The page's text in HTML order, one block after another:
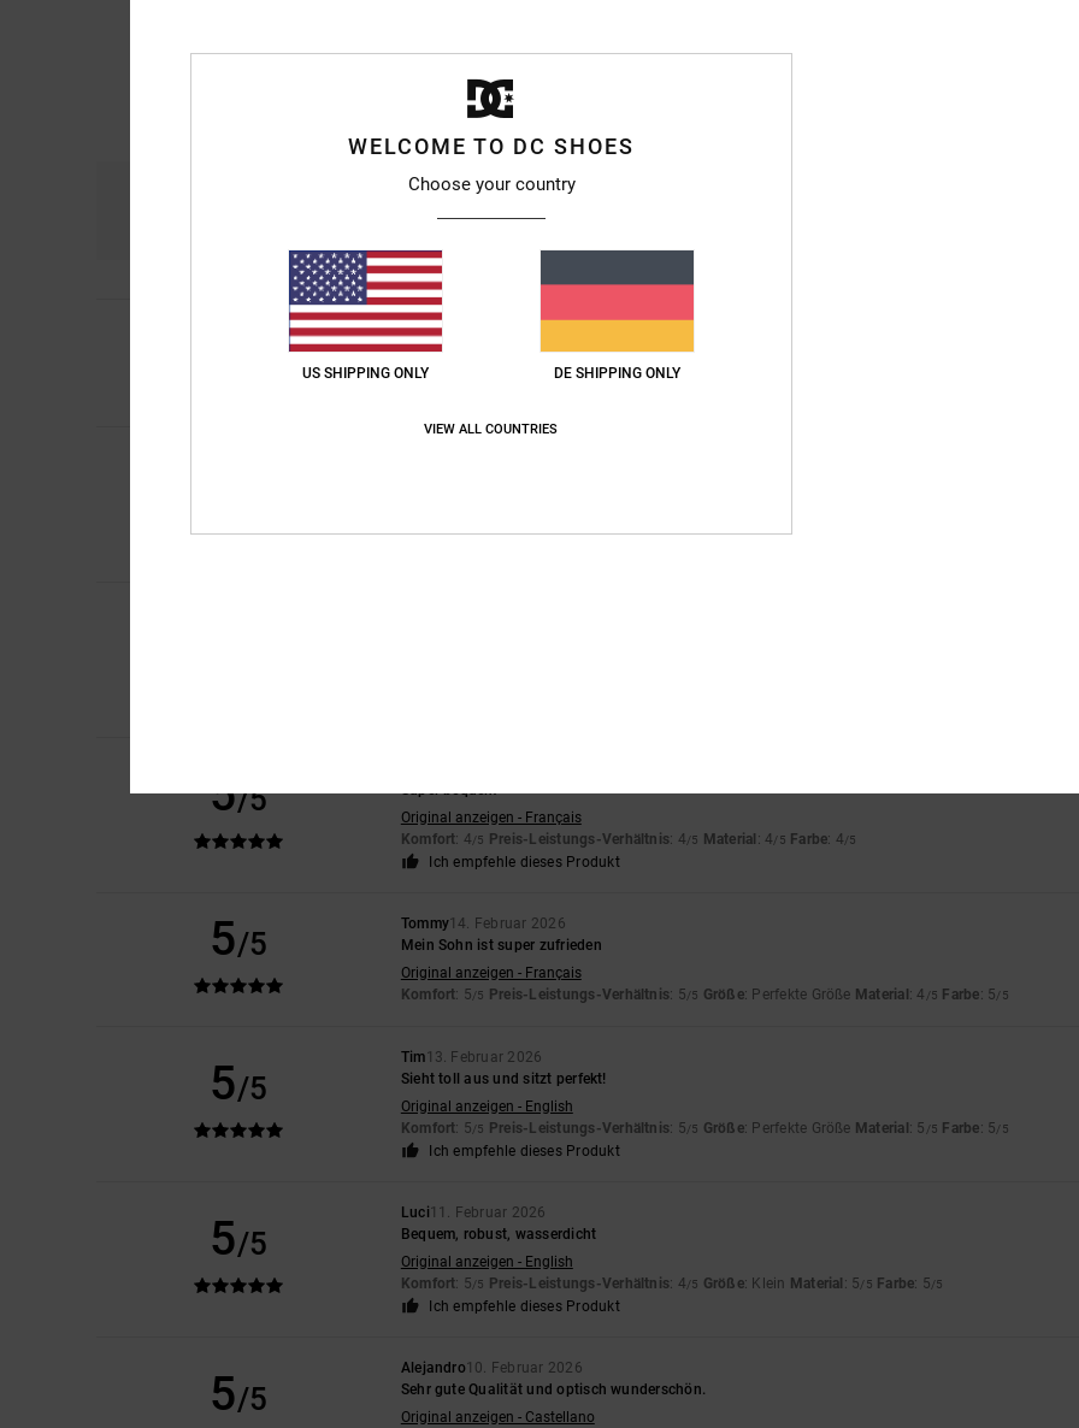
Preis-Leistungs-Verhältnis
Janecko
5/5
Super bequem
Original anzeigen - Français
Komfort: 4/5 Preis-Leistungs-Verhältnis: 4/5 Material : 4/5 Farbe: 4/5
Ich empfehle dieses Produkt
5/5
Tommy14. Februar 2026
Mein Sohn ist super zufrieden
Original anzeigen - Français
Komfort: 5/5 Preis-Leistungs-Verhältnis: 5/5 Größe: Perfekte Größe Material : 4 /5 Farbe: 5/5
5/5
Tim13. Februar 2026
Sieht toll aus und sitzt perfekt!
Original anzeigen - English
Komfort: 5/5 Preis-Leistungs-Verhältnis: 5/5 Größe: Perfekte Größe Material : 5 /5 Farbe: 5/5
Ich empfehle dieses Produkt
5/5
Luci11. Februar 2026
Bequem, robust, wasserdicht
Original anzeigen - English
Komfort: 5/5 Preis-Leistungs-Verhältnis: 4/5 Größe: Klein Material : 5/5 Farbe: 5/5
Ich empfehle dieses Produkt
5/5
Alejandro10. Februar 2026
Sehr gute Qualität und optisch wunderschön.
Original anzeigen - Castellano
WELCOME TO DC SHOES
Choose your country
US SHIPPING ONLY DE SHIPPING ONLY
VIEW ALL COUNTRIES